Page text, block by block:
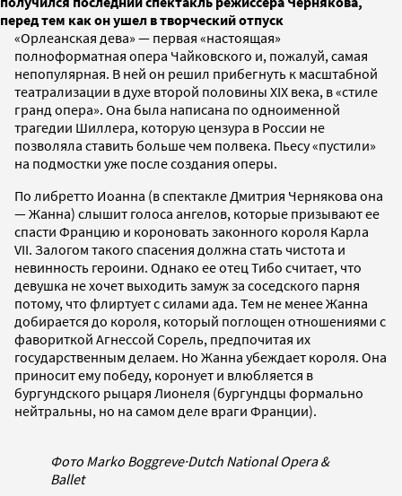
перед тем как он ушел в творческий отпуск
«Орлеанская дева» — первая «настоящая»
полноформатная опера Чайковского и, пожалуй, самая
непопулярная. В ней он решил прибегнуть к масштабной
театрализации в духе второй половины XIX века, в «стиле
гранд опера». Она была написана по одноименной
трагедии Шиллера, которую цензура в России не
позволяла ставить больше чем полвека. Пьесу «пустили»
на подмостки уже после создания оперы.
По либретто Иоанна (в спектакле Дмитрия Чернякова она
— Жанна) слышит голоса ангелов, которые призывают ее
спасти Францию и короновать законного короля Карла
VII. Залогом такого спасения должна стать чистота и
невинность героини. Однако ее отец Тибо считает, что
девушка не хочет выходить замуж за соседского парня
потому, что флиртует с силами ада. Тем не менее Жанна
добирается до короля, который поглощен отношениями с
фавориткой Агнессой Сорель, предпочитая их
государственным делаем. Но Жанна убеждает короля. Она
приносит ему победу, коронует и влюбляется в
бургундского рыцаря Лионеля (бургундцы формально
нейтральны, но на самом деле враги Франции).
Фото Marko Boggreve·Dutch National Opera &
Ballet